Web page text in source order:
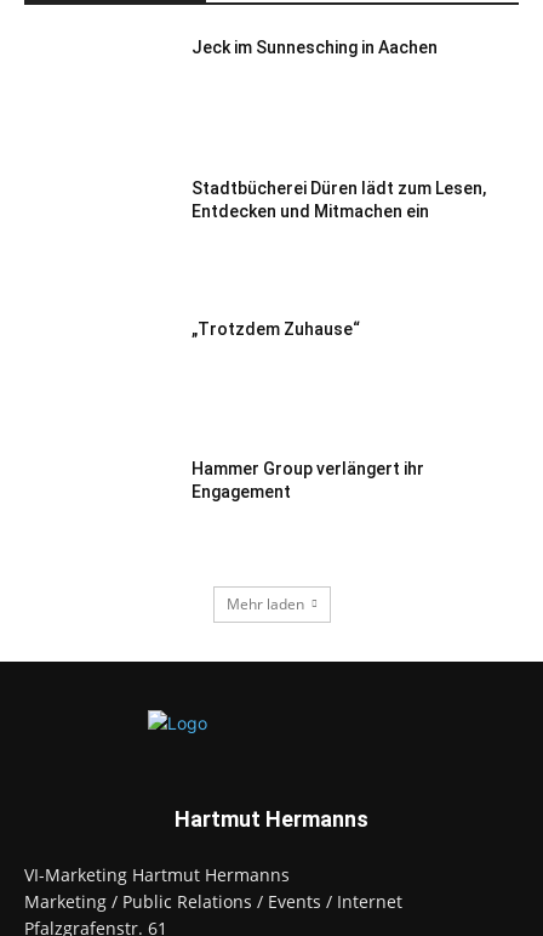
Jeck im Sunnesching in Aachen
Stadtbücherei Düren lädt zum Lesen,
Entdecken und Mitmachen ein
„Trotzdem Zuhause“
Hammer Group verlängert ihr
Engagement
Mehr laden
Hartmut Hermanns
VI-Marketing Hartmut Hermanns
Marketing / Public Relations / Events / Internet
Pfalzgrafenstr. 61